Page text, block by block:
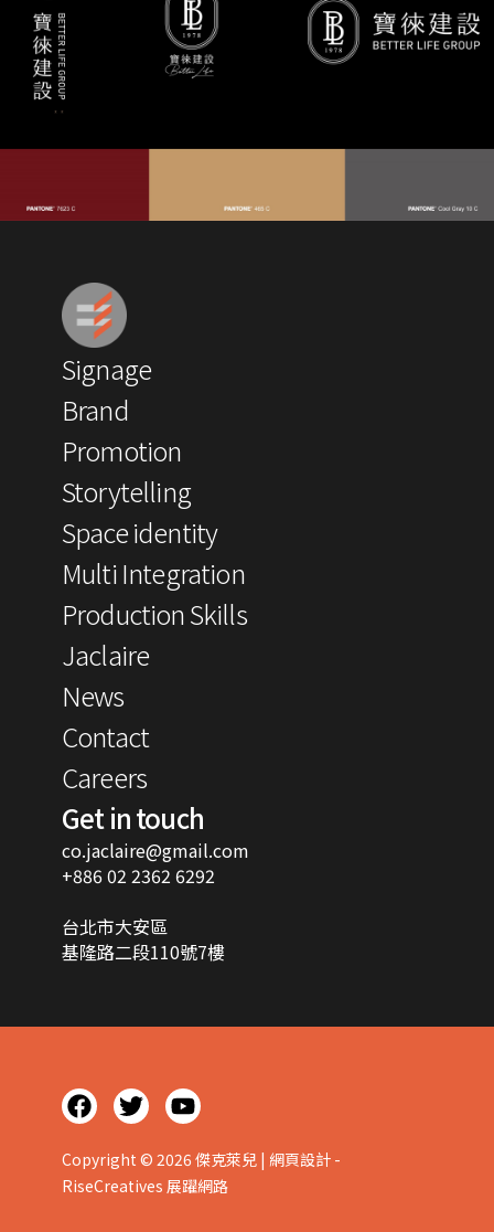
Signage
Brand
Promotion
Storytelling
Space identity
Multi Integration
Production Skills
Jaclaire
News
Contact
Careers
Get in touch
co.jaclaire@gmail.com
+886 02 2362 6292
台北市大安區
基隆路二段110號7樓
F
a
c
e
b
T
w
i
t
t
Y
o
u
t
u
Copyright © 2026 傑克萊兒 | 網頁設計 -
RiseCreatives 展躍網路